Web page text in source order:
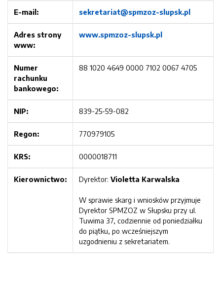
E-mail: sekretariat@spmzoz-slupsk.pl
Adres strony
www:
www.spmzoz-slupsk.pl
Numer
rachunku
bankowego:
88 1020 4649 0000 7102 0067 4705
NIP: 839-25-59-082
Regon: 770979105
KRS: 0000018711
Kierownictwo: Dyrektor: Violetta Karwalska
W sprawie skarg i wniosków przyjmuje
Dyrektor SPMZOZ w Słupsku przy ul.
Tuwima 37, codziennie od poniedziałku
do piątku, po wcześniejszym
uzgodnieniu z sekretariatem.